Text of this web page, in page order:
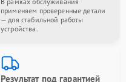
применяем проверенные детали
— для стабильной работы
устройства.
Результат под гарантией